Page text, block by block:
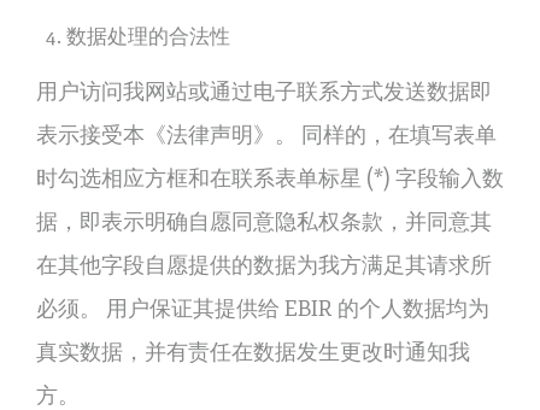
数据处理的合法性
用户访问我网站或通过电子联系方式发送数据即
表示接受本《法律声明》。 同样的，在填写表单
时勾选相应方框和在联系表单标星 (*) 字段输入数
据，即表示明确自愿同意隐私权条款，并同意其
在其他字段自愿提供的数据为我方满足其请求所
必须。 用户保证其提供给 EBIR 的个人数据均为
真实数据，并有责任在数据发生更改时通知我
方。